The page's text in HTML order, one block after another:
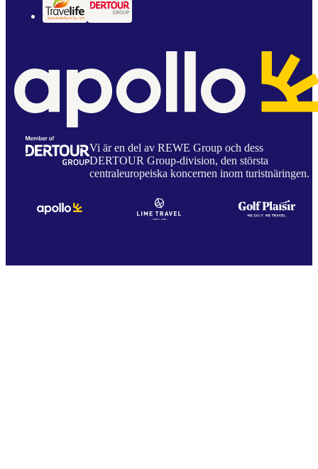
Vi är en del av REWE Group och dess
DERTOUR Group-division, den största
centraleuropeiska koncernen inom turistnäringen.